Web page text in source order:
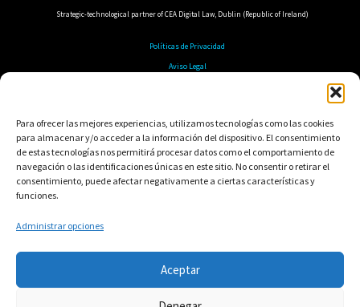
Para ofrecer las mejores experiencias, utilizamos tecnologías como las cookies
para almacenar y/o acceder a la información del dispositivo. El consentimiento
de estas tecnologías nos permitirá procesar datos como el comportamiento de
navegación o las identificaciones únicas en este sitio. No consentir o retirar el
consentimiento, puede afectar negativamente a ciertas características y
funciones.
Administrar opciones
Aceptar
Strategic-technological partner of CEA Digital Law, Dublin (Republic of Ireland)
Políticas de Privacidad
Aviso Legal